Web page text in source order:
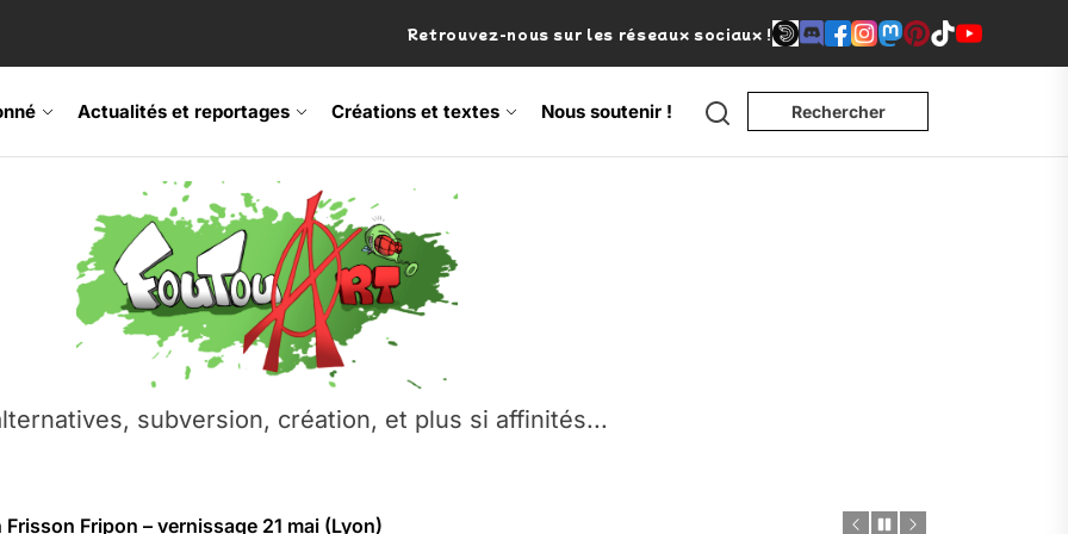
Retrouvez-nous sur les réseaux sociaux !
Actualités et reportages Créations et textes Nous soutenir ! Search Rechercher
subversion, création, et plus si affinités...
Frisson Fripon – vernissage 21 mai (Lyon)
Festival – Samedi 18 juillet (Vaulx-en-Velin)
– Ŝtono, un livre réalisé par Michaël Moretti & Pierre Lacôte
contre l’A412 à l’Établi (Haute-Savoie)